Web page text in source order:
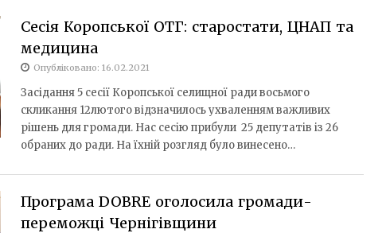
Сесія Коропської ОТГ: старостати, ЦНАП та
медицина
Опубліковано: 16.02.2021
Засідання 5 сесії Коропської селищної ради восьмого
скликання 12лютого відзначилось ухваленням важливих
рішень для громади. Нас сесію прибули 25 депутатів із 26
обраних до ради. На їхній розгляд було винесено…
Програма DOBRE оголосила громади-
переможці Чернігівщини